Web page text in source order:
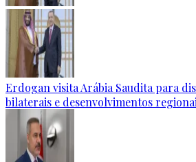
Erdogan visita Arábia Saudita para
bilaterais e desenvolvimentos